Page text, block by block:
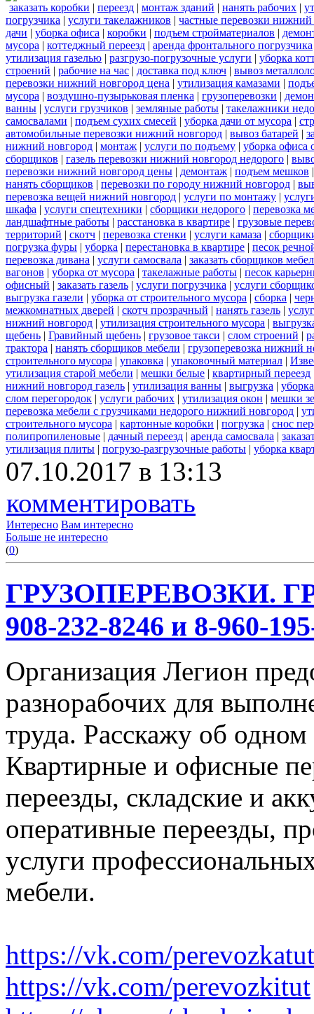
заказать коробки | переезд | монтаж зданий | нанять рабочих |
погрузчика | услуги такелажников | частные перевозки нижний
дачи | уборка офиса | коробки | подъем стройматериалов |
мусора | коттеджный переезд | аренда фронтального погрузчика
утилизация газелью | разгрузо-погрузочные услуги | уборка
строений | рабочие на час | доставка под ключ | вывоз
перевозки нижний новгород цена | утилизация камазами |
мусора | воздушно-пузырьковая пленка | грузоперевозки |
ванны | услуги грузчиков | земляные работы | такелажники
самосвалами | подъем сухих смесей | уборка дачи от мусора |
автомобильные перевозки нижний новгород | вывоз батарей |
нижний новгород | монтаж | услуги по подъему | уборка офиса
сборщиков | газель перевозки нижний новгород недорого |
перевозки нижний новгород цены | демонтаж | подъем мешков
нанять сборщиков | перевозки по городу нижний новгород |
перевозка вещей нижний новгород | услуги по монтажу |
шкафа | услуги спецтехники | сборщики недорого | перевозка
ландшафтные работы | расстановка в квартире | грузовые
территорий | скотч | перевозка стенки | услуги камаза |
погрузка фуры | уборка | перестановка в квартире | песок
перевозка дивана | услуги самосвала | заказать сборщиков
вагонов | уборка от мусора | такелажные работы | песок
офисный | заказать газель | услуги погрузчика | услуги
выгрузка газели | уборка от строительного мусора | сборка |
межкомнатных дверей | скотч прозрачный | нанять газель |
нижний новгород | утилизация строительного мусора |
щебень | Гравийный щебень | грузовое такси | слом строений |
трактора | нанять сборщиков мебели | грузоперевозка нижний
строительного мусора | упаковка | упаковочный материал |
утилизация старой мебели | мешки белые | квартирный переезд
нижний новгород газель | утилизация ванны | выгрузка |
слом перегородок | услуги рабочих | утилизация окон | мешки
перевозка мебели с грузчиками недорого нижний новгород |
строительного мусора | картонные коробки | погрузка | снос
полипропиленовые | дачный переезд | аренда самосвала |
утилизация плиты | погрузо-разгрузочные работы | уборка
07.10.2017 в 13:13
комментировать
Интересно Вам интересно
Больше не интересно
(0)
ГРУЗОПЕРЕВОЗКИ.
908-232-8246 и 8-960-
Организация Легион
разнорабочих для
труда. Расскажу об
Квартирные и офисные
переезды, складские и
оперативные переезды,
услуги
мебели.
https://vk.com/perevozkatut
https://vk.com/perevozkitut